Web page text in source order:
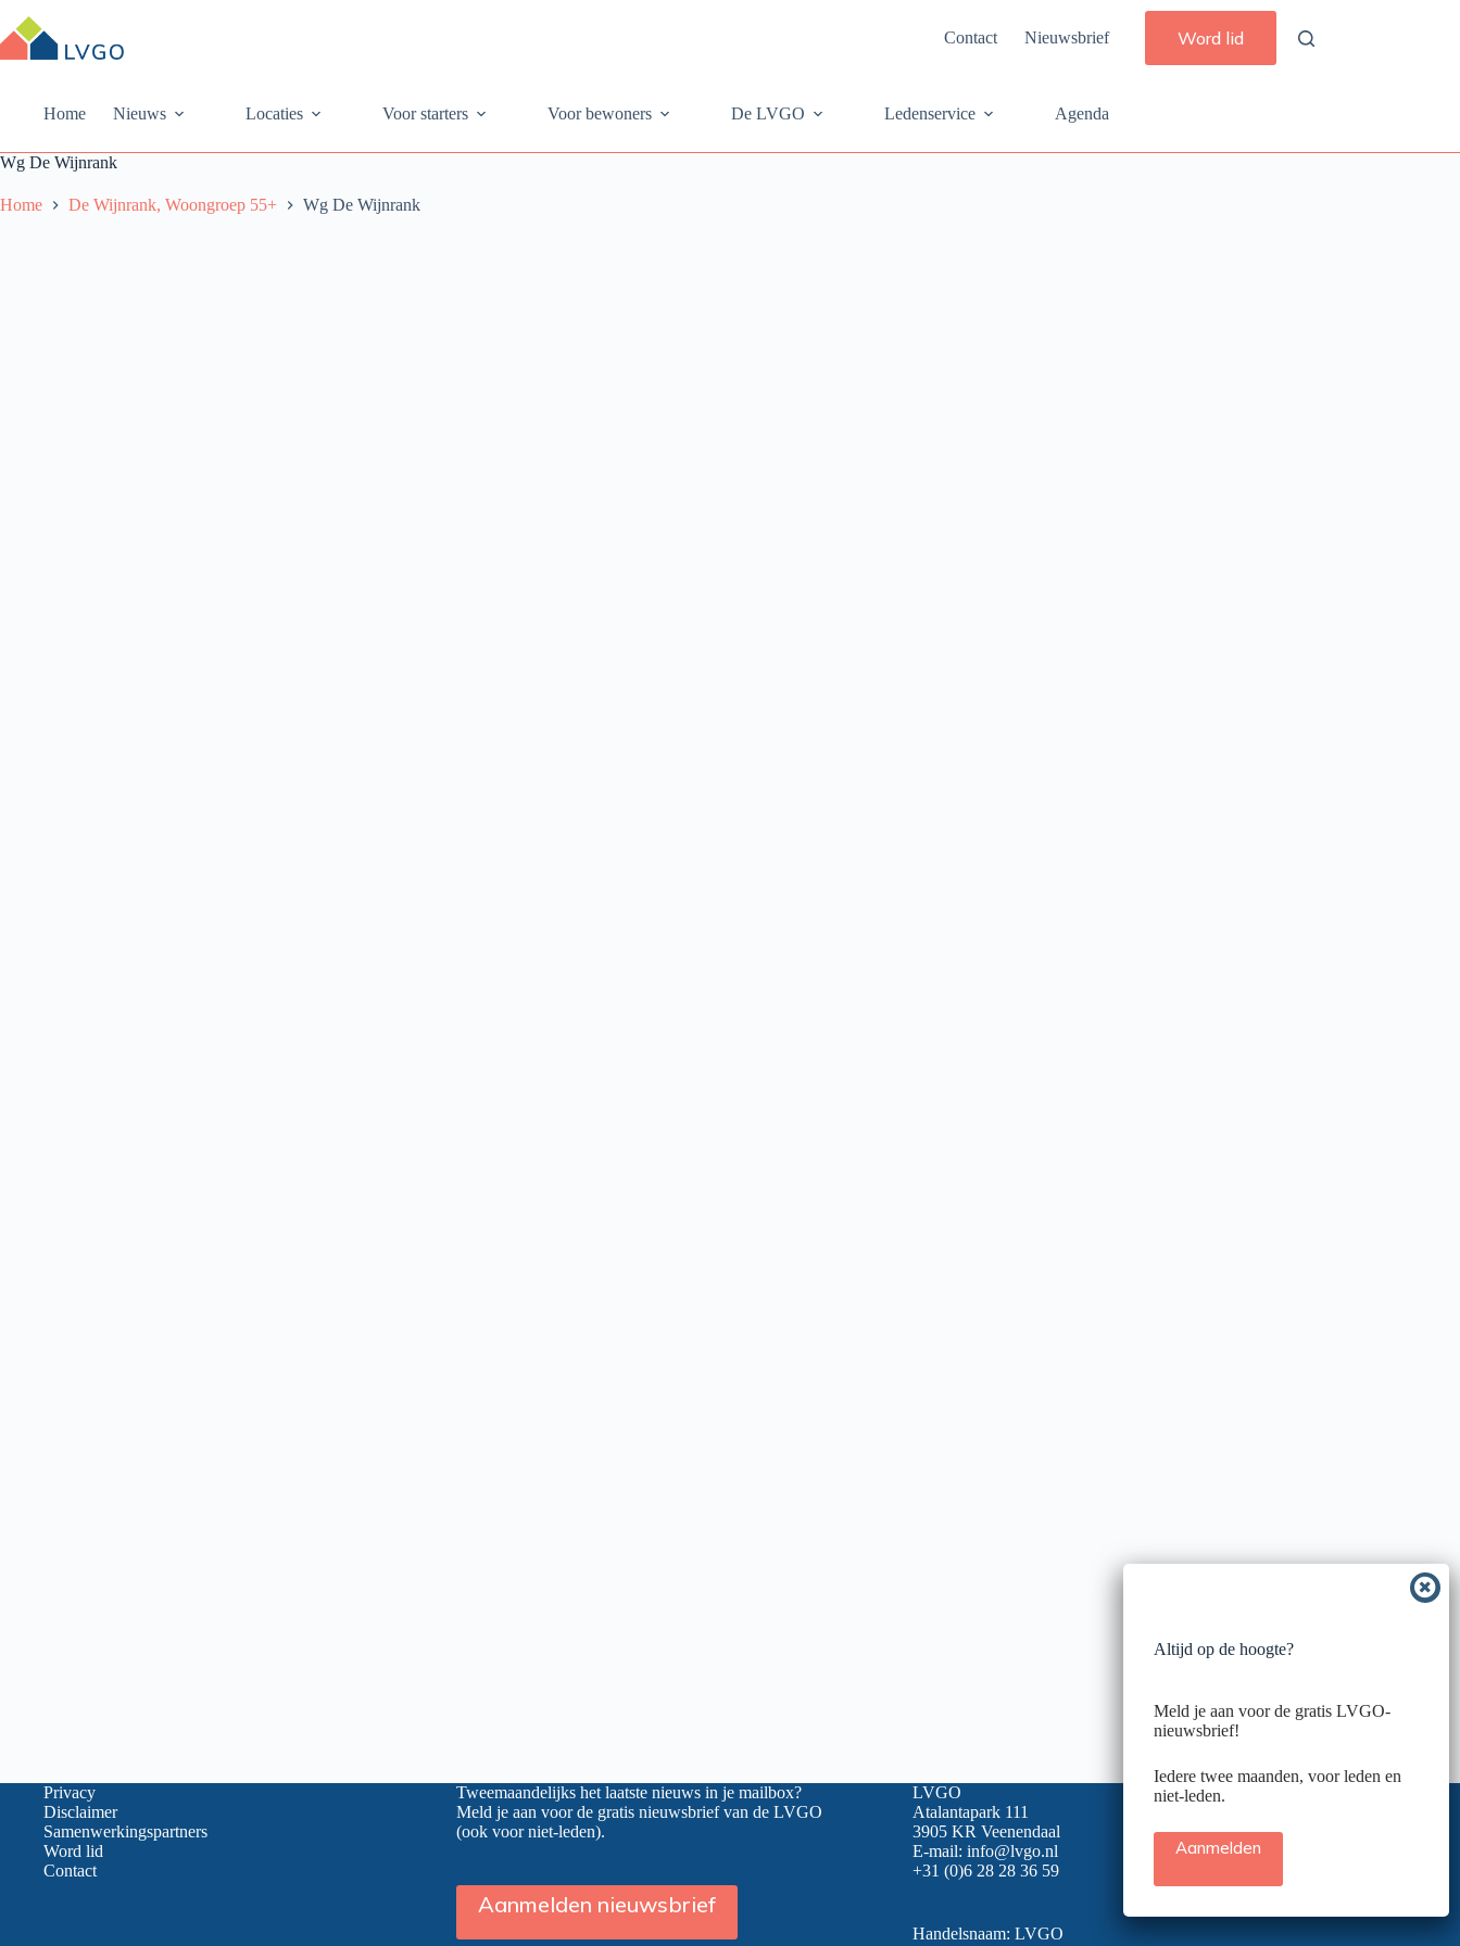
naar
de
Contact Nieuwsbrief Word lid
Home Nieuws Locaties Voor starters Voor bewoners De LVGO Ledenservice Agenda
Wg De Wijnrank
Home De Wijnrank, Woongroep 55+ Wg De Wijnrank
Privacy
Disclaimer
Samenwerkingspartners
Word lid
Contact
Tweemaandelijks het laatste nieuws in je mailbox?
Meld je aan voor de gratis nieuwsbrief van de LVGO
(ook voor niet-leden).
Aanmelden nieuwsbrief
LVGO
Atalantapark 111
3905 KR Veenendaal
E-mail: info@lvgo.nl
+31 (0)6 28 28 36 59
Handelsnaam: LVGO
Altijd op de hoogte?
Meld je aan voor de gratis LVGO-
nieuwsbrief!
Iedere twee maanden, voor leden en
niet-leden.
Aanmelden